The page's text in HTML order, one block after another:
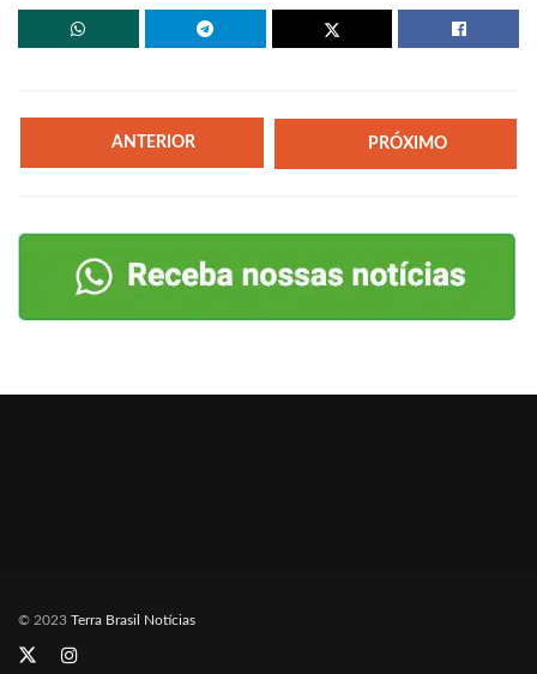
ANTERIOR PRÓXIMO
© 2023 Terra Brasil Notícias